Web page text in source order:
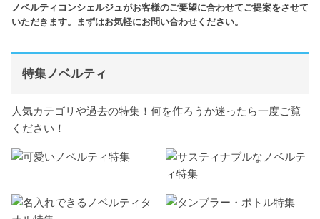
ノベルティコンシェルジュがお客様のご要望に合わせてご提案をさせて
いただきます。まずはお気軽にお問い合わせください。
特集ノベルティ
人気カテゴリや過去の特集！何を作ろうか迷ったら一度ご覧
ください！